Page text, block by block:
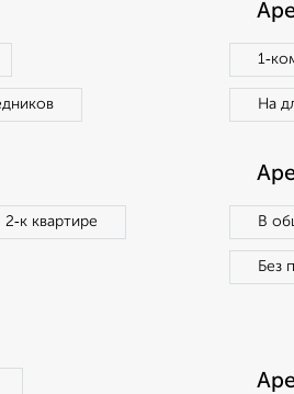
На
2‑к квартире В
Без